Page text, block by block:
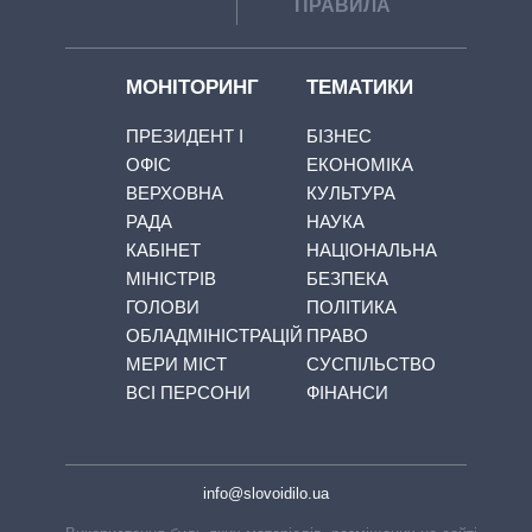
ПРАВИЛА
МОНІТОРИНГ
ПРЕЗИДЕНТ І
ОФІС
ВЕРХОВНА
РАДА
КАБІНЕТ
МІНІСТРІВ
ГОЛОВИ
ОБЛАДМІНІСТРАЦІЙ
МЕРИ МІСТ
ВСІ ПЕРСОНИ
ТЕМАТИКИ
БІЗНЕС
ЕКОНОМІКА
КУЛЬТУРА
НАУКА
НАЦІОНАЛЬНА
БЕЗПЕКА
ПОЛІТИКА
ПРАВО
СУСПІЛЬСТВО
ФІНАНСИ
info@slovoidilo.ua